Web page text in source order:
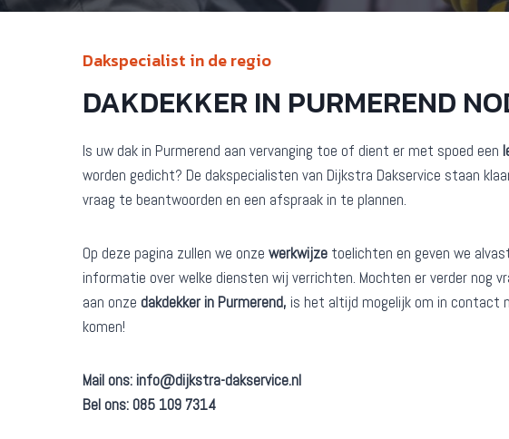
Dakspecialist in de regio
DAKDEKKER IN PURMEREND
Is uw dak in Purmerend aan vervanging toe of dient er met spoed een
worden gedicht? De dakspecialisten van Dijkstra Dakservice staan
vraag te beantwoorden en een afspraak in te plannen.
Op deze pagina zullen we onze werkwijze toelichten en geven we
informatie over welke diensten wij verrichten. Mochten er verder nog
aan onze dakdekker in Purmerend, is het altijd mogelijk om in contact
komen!
Mail ons: info@dijkstra-dakservice.nl
Bel ons: 085 109 7314